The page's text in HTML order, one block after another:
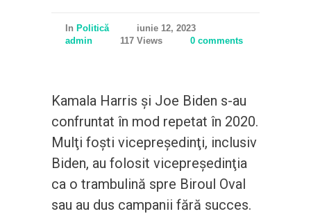
In Politică
iunie 12, 2023
admin
117 Views 0 comments
Kamala Harris şi Joe Biden s-au
confruntat în mod repetat în 2020.
Mulţi foşti vicepreşedinţi, inclusiv
Biden, au folosit vicepreşedinţia
ca o trambulină spre Biroul Oval
sau au dus campanii fără succes.